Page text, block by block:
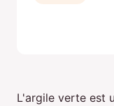
L'argile verte est